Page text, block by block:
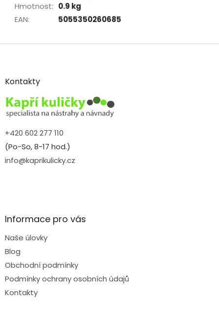
Hmotnost: 0.9 kg
EAN: 5055350260685
Z
aKontakty
+420 602 277 110
(Po-So, 8-17 hod.)
info@kaprikulicky.cz
Informace pro vás
Naše úlovky
Blog
Obchodní podmínky
Podmínky ochrany osobních údajů
Kontakty